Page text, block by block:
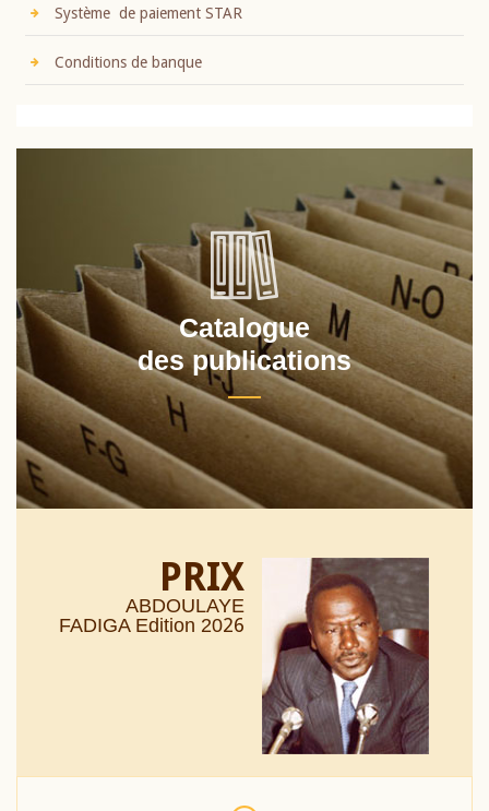
Système de paiement STAR
Conditions de banque
Catalogue
des publications
PRIX
ABDOULAYE
FADIGA Edition 2026